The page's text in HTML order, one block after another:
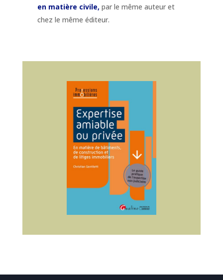
en matière civile, par le même auteur et
chez le même éditeur.